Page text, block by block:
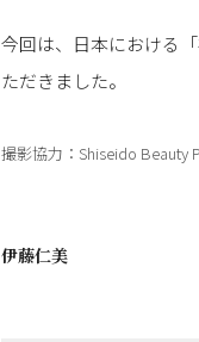
今回は、日本における
ただきました。
撮影協力：Shiseido Beauty
伊藤仁美